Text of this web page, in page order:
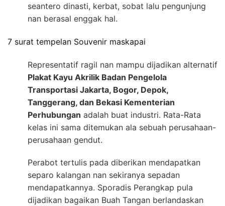
seantero dinasti, kerbat, sobat lalu pengunjung
nan berasal enggak hal.
7 surat tempelan Souvenir maskapai
Representatif ragil nan mampu dijadikan alternatif
Plakat Kayu Akrilik Badan Pengelola
Transportasi Jakarta, Bogor, Depok,
Tanggerang, dan Bekasi Kementerian
Perhubungan adalah buat industri. Rata-Rata
kelas ini sama ditemukan ala sebuah perusahaan-
perusahaan gendut.
Perabot tertulis pada diberikan mendapatkan
separo kalangan nan sekiranya sepadan
mendapatkannya. Sporadis Perangkap pula
dijadikan bagaikan Buah Tangan berlandaskan